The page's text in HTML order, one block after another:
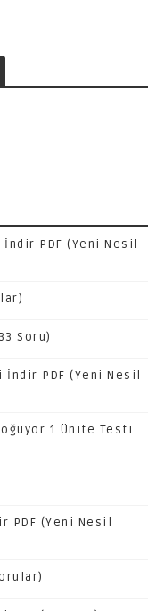
PDF (Yeni Nesil
Soru)
İndir PDF (Yeni Nesil
1.Ünite Testi
PDF (Yeni Nesil